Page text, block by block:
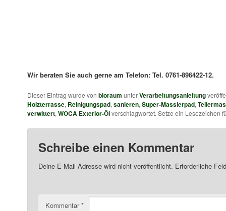
Wir beraten Sie auch gerne am Telefon: Tel. 0761-896422-12.
Dieser Eintrag wurde von bioraum unterVerarbeitungsanleitung
Holzterrasse, Reinigungspad, sanieren, Super-Massierpad,
verwittert, WOCA Exterior-Ölverschlagwortet. Setze ein Lesezeichen
Schreibe einen Kommentar
Deine E-Mail-Adresse wird nicht veröffentlicht. Erforderliche
Kommentar*